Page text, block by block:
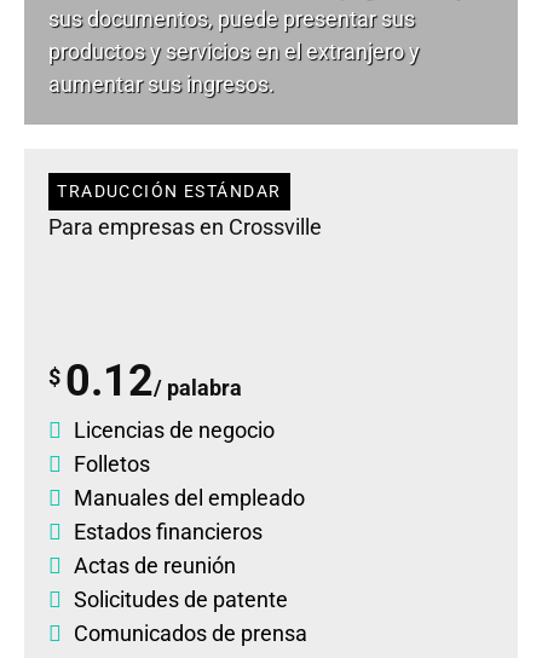
sus documentos, puede presentar sus
productos y servicios en el extranjero y
aumentar sus ingresos.
TRADUCCIÓN ESTÁNDAR
Para empresas en Crossville
$ 0.12/ palabra
Licencias de negocio
Folletos
Manuales del empleado
Estados financieros
Actas de reunión
Solicitudes de patente
Comunicados de prensa